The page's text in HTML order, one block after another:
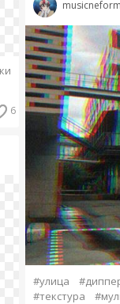
6
#улица
#текстура